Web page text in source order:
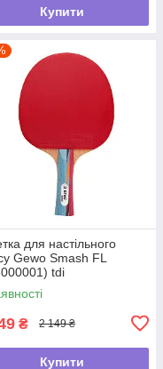
Купити
для настільного
Gewo Smash FL
tdi
₴ 2 149 ₴
Купити